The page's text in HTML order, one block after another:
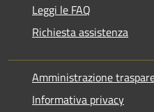
Leggi le FAQ
Richiesta assistenza
Amministrazione
Informativa privacy